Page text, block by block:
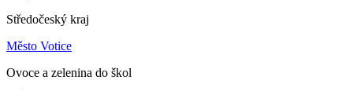
Středočeský kraj
Město Votice
Ovoce a zelenina do škol